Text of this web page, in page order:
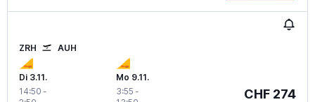
ZRH AUH
Di 3.11.
14:50 -
Mo 9.11.
3:55 -
CHF 274